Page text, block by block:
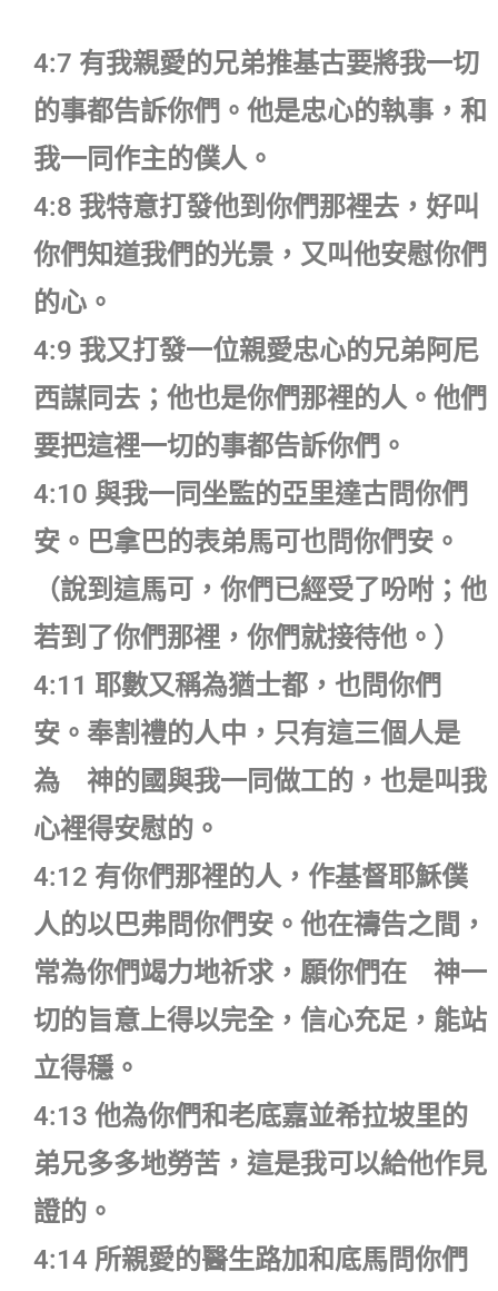
4:7 有我親愛的兄弟推基古要將我一切
的事都告訴你們。他是忠心的執事，和
我一同作主的僕人。
4:8 我特意打發他到你們那裡去，好叫
你們知道我們的光景，又叫他安慰你們
的心。
4:9 我又打發一位親愛忠心的兄弟阿尼
西謀同去；他也是你們那裡的人。他們
要把這裡一切的事都告訴你們。
4:10 與我一同坐監的亞里達古問你們
安。巴拿巴的表弟馬可也問你們安。
（說到這馬可，你們已經受了吩咐；他
若到了你們那裡，你們就接待他。）
4:11 耶數又稱為猶士都，也問你們
安。奉割禮的人中，只有這三個人是
為 神的國與我一同做工的，也是叫我
心裡得安慰的。
4:12 有你們那裡的人，作基督耶穌僕
人的以巴弗問你們安。他在禱告之間，
常為你們竭力地祈求，願你們在 神一
切的旨意上得以完全，信心充足，能站
立得穩。
4:13 他為你們和老底嘉並希拉坡里的
弟兄多多地勞苦，這是我可以給他作見
證的。
4:14 所親愛的醫生路加和底馬問你們